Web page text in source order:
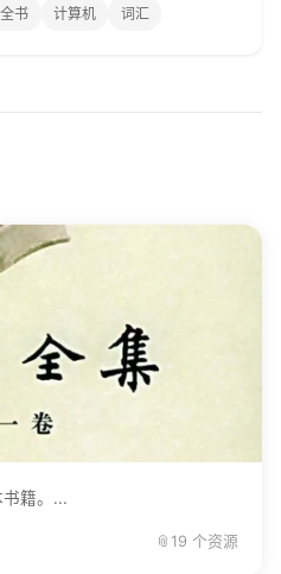
书 计算机 词汇
籍。...
📎 19 个资源